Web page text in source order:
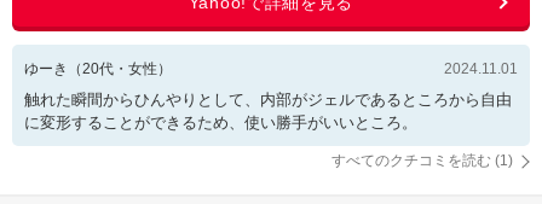
ゆーき （20代・ 女性 ） 2024.11.01
触れた瞬間からひんやりとして、内部がジェルであるところから自由
に変形することができるため、使い勝手がいいところ。
すべてのクチコミを読む (1)